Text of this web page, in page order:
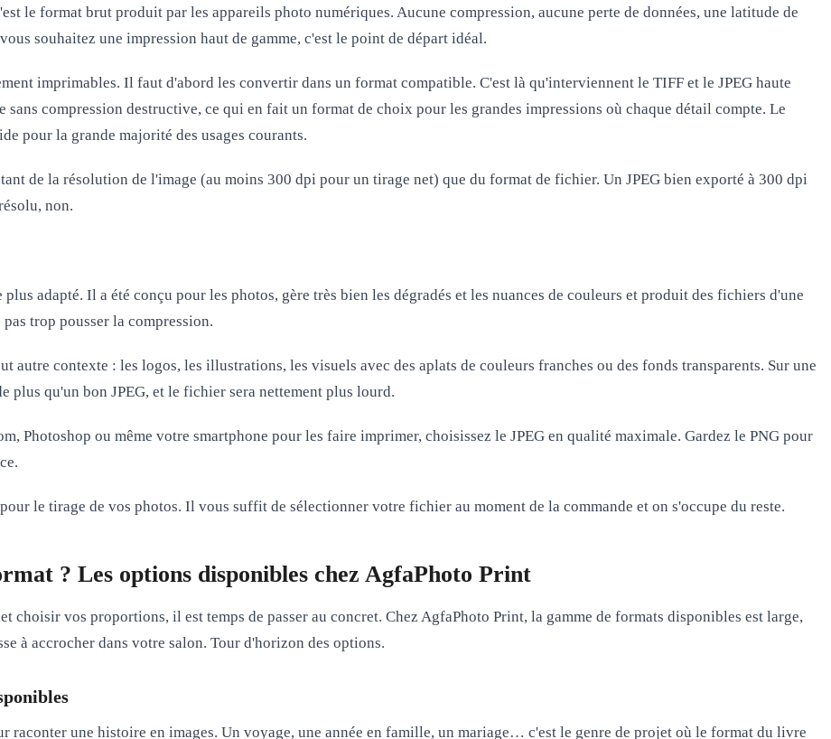
le format brut produit par les appareils photo numériques. Aucune compression, aucune perte de données, une latitude de
souhaitez une impression haut de gamme, c'est le point de départ idéal.
imprimables. Il faut d'abord les convertir dans un format compatible. C'est là qu'interviennent le TIFF et le JPEG haute
compression destructive, ce qui en fait un format de choix pour les grandes impressions où chaque détail compte. Le
pour la grande majorité des usages courants.
de la résolution de l'image (au moins 300 dpi pour un tirage net) que du format de fichier. Un JPEG bien exporté à 300 dpi
non.
adapté. Il a été conçu pour les photos, gère très bien les dégradés et les nuances de couleurs et produit des fichiers d'une
trop pousser la compression.
autre contexte : les logos, les illustrations, les visuels avec des aplats de couleurs franches ou des fonds transparents. Sur une
plus qu'un bon JPEG, et le fichier sera nettement plus lourd.
Photoshop ou même votre smartphone pour les faire imprimer, choisissez le JPEG en qualité maximale. Gardez le PNG pour
pour le tirage de vos photos. Il vous suffit de sélectionner votre fichier au moment de la commande et on s'occupe du reste.
? Les options disponibles chez AgfaPhoto Print
choisir vos proportions, il est temps de passer au concret. Chez AgfaPhoto Print, la gamme de formats disponibles est large,
à accrocher dans votre salon. Tour d'horizon des options.
raconter une histoire en images. Un voyage, une année en famille, un mariage… c'est le genre de projet où le format du livre